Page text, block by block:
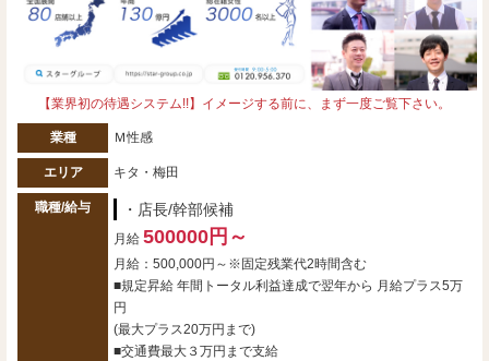
【業界初の待遇システム!!】イメージする前に、まず一度ご覧下さい。
業種 Ｍ性感
エリア キタ・梅田
職種/給与 ・店長/幹部候補
月給 500000円～
月給：500,000円～※固定残業代2時間含む
■規定昇給 年間トータル利益達成で翌年から 月給プラス5万
円
(最大プラス20万円まで)
■交通費最大３万円まで支給